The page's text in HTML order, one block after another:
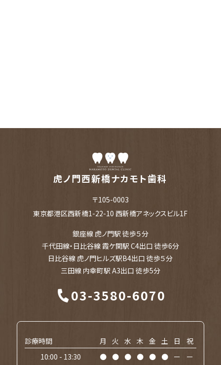
虎ノ門西新橋ナカモト歯科
〒105-0003
東京都港区西新橋1-22-10 西新橋アネックスビル1F
銀座線 虎ノ門駅 徒歩５分
千代田線・日比谷線 霞ケ関駅 C4出口 徒歩6分
日比谷線 虎ノ門ヒルズ駅B4出口 徒歩５分
三田線 内幸町駅 A3出口 徒歩5分
03-3580-6070
診療時間 月 火 水 木 金 土 日
祝
10:00 - 13:30
● ● ● ● ● ● ー ー